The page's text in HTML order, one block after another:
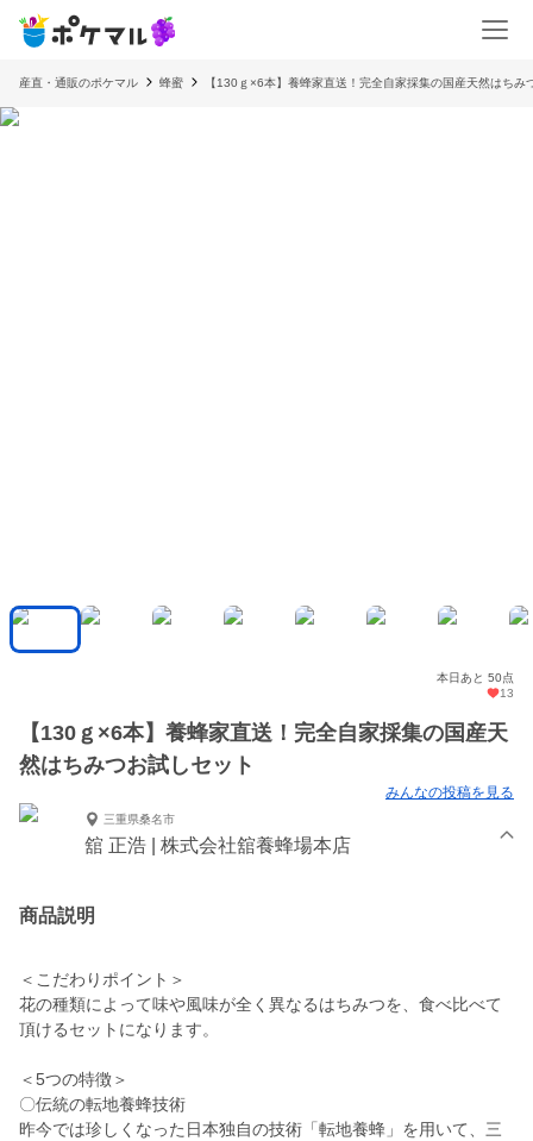
産直・通販のポケマル 蜂蜜 【130ｇ×6本】養蜂家直送！完全自家採集の国産天然はちみ
本日あと 50点
13
【130ｇ×6本】養蜂家直送！完全自家採集の国産天
然はちみつお試しセット
みんなの投稿を見る
三重県桑名市
舘 正浩 | 株式会社舘養蜂場本店
商品説明
＜こだわりポイント＞
花の種類によって味や風味が全く異なるはちみつを、食べ比べて
頂けるセットになります。
＜5つの特徴＞
〇伝統の転地養蜂技術
昨今では珍しくなった日本独自の技術「転地養蜂」を用いて、三